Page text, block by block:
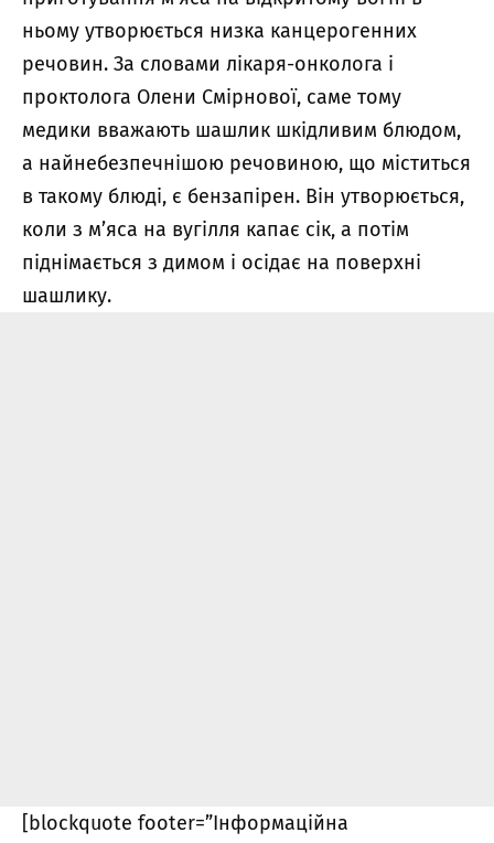
ньому утворюється низка канцерогенних
речовин. За словами лікаря-онколога і
проктолога Олени Смірнової, саме тому
медики вважають шашлик шкідливим блюдом,
а найнебезпечнішою речовиною, що міститься
в такому блюді, є бензапірен. Він утворюється,
коли з м’яса на вугілля капає сік, а потім
піднімається з димом і осідає на поверхні
шашлику.
[blockquote footer=”Інформаційна